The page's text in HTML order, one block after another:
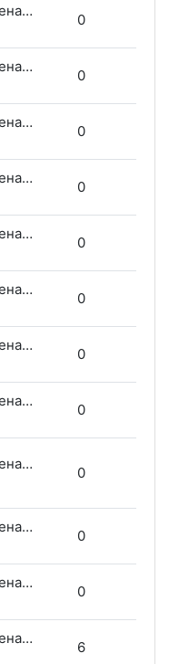
Лапшева Елена Евгеньевна
0
Лапшева Елена Евгеньевна
0
Лапшева Елена Евгеньевна
0
Лапшева Елена Евгеньевна
0
Лапшева Елена Евгеньевна
0
Лапшева Елена Евгеньевна
0
Лапшева Елена Евгеньевна
0
Лапшева Елена Евгеньевна
0
Лапшева Елена Евгеньевна
0
Лапшева Елена Евгеньевна
0
Лапшева Елена Евгеньевна
0
Лапшева Елена Евгеньевна
6